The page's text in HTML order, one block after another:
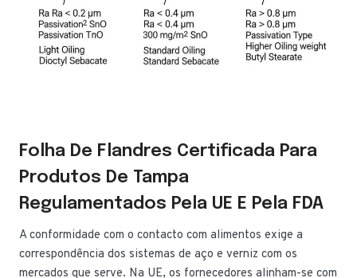
Folha De Flandres Certificada Para
Produtos De Tampa
Regulamentados Pela UE E Pela FDA
A conformidade com o contacto com alimentos exige a
correspondência dos sistemas de aço e verniz com os
mercados que serve. Na UE, os fornecedores alinham-se com